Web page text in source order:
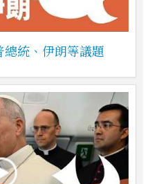
統、伊朗等議題